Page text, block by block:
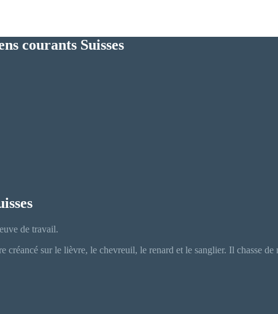
courants Suisses
de travail.
sur le lièvre, le chevreuil, le renard et le sanglier. Il chasse